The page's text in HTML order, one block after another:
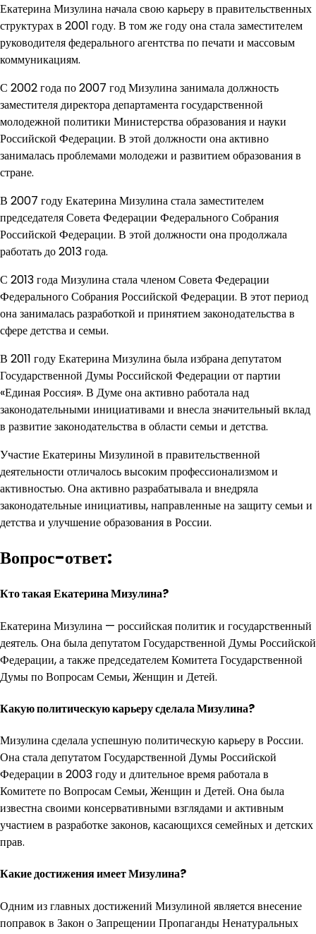
Екатерина Мизулина начала свою карьеру в правительственных
структурах в 2001 году. В том же году она стала заместителем
руководителя федерального агентства по печати и массовым
коммуникациям.
С 2002 года по 2007 год Мизулина занимала должность
заместителя директора департамента государственной
молодежной политики Министерства образования и науки
Российской Федерации. В этой должности она активно
занималась проблемами молодежи и развитием образования в
стране.
В 2007 году Екатерина Мизулина стала заместителем
председателя Совета Федерации Федерального Собрания
Российской Федерации. В этой должности она продолжала
работать до 2013 года.
С 2013 года Мизулина стала членом Совета Федерации
Федерального Собрания Российской Федерации. В этот период
она занималась разработкой и принятием законодательства в
сфере детства и семьи.
В 2011 году Екатерина Мизулина была избрана депутатом
Государственной Думы Российской Федерации от партии
«Единая Россия». В Думе она активно работала над
законодательными инициативами и внесла значительный вклад
в развитие законодательства в области семьи и детства.
Участие Екатерины Мизулиной в правительственной
деятельности отличалось высоким профессионализмом и
активностью. Она активно разрабатывала и внедряла
законодательные инициативы, направленные на защиту семьи и
детства и улучшение образования в России.
Вопрос-ответ:
Кто такая Екатерина Мизулина?
Екатерина Мизулина — российская политик и государственный
деятель. Она была депутатом Государственной Думы Российской
Федерации, а также председателем Комитета Государственной
Думы по Вопросам Семьи, Женщин и Детей.
Какую политическую карьеру сделала Мизулина?
Мизулина сделала успешную политическую карьеру в России.
Она стала депутатом Государственной Думы Российской
Федерации в 2003 году и длительное время работала в
Комитете по Вопросам Семьи, Женщин и Детей. Она была
известна своими консервативными взглядами и активным
участием в разработке законов, касающихся семейных и детских
прав.
Какие достижения имеет Мизулина?
Одним из главных достижений Мизулиной является внесение
поправок в Закон о Запрещении Пропаганды Ненатуральных